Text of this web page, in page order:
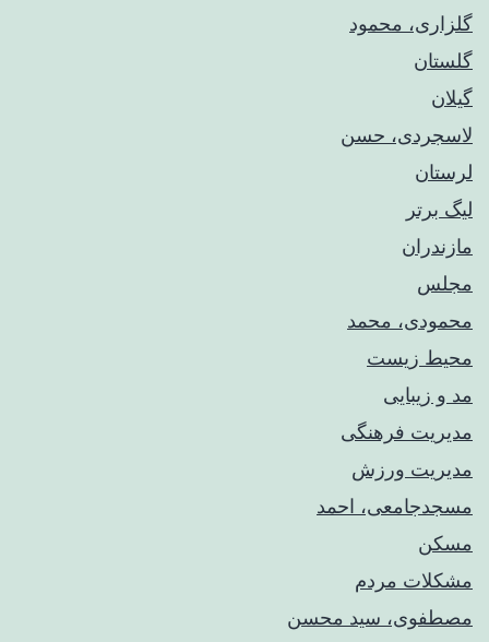
گلزاری، محمود
گلستان
گیلان
لاسجردی، حسن
لرستان
لیگ برتر
مازندران
مجلس
محمودی، محمد
محیط زیست
مد و زیبایی
مدیریت فرهنگی
مدیریت ورزش
مسجدجامعی، احمد
مسکن
مشکلات مردم
مصطفوی، سید محسن